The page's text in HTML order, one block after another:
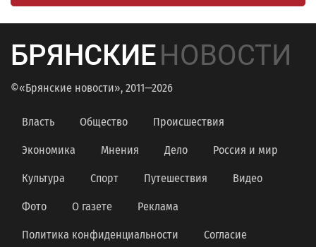
БРЯНСКИЕНОВОСТИ
©«Брянские новости», 2011—2026
Власть Общество Происшествия
Экономика Мнения Дело Россия и мир
Культура Спорт Путешествия Видео
Фото О газете Реклама
Политика конфиденциальности Согласие